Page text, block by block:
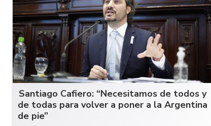
Santiago Cafiero: “Necesitamos de todos y
de todas para volver a poner a la Argentina
de pie”